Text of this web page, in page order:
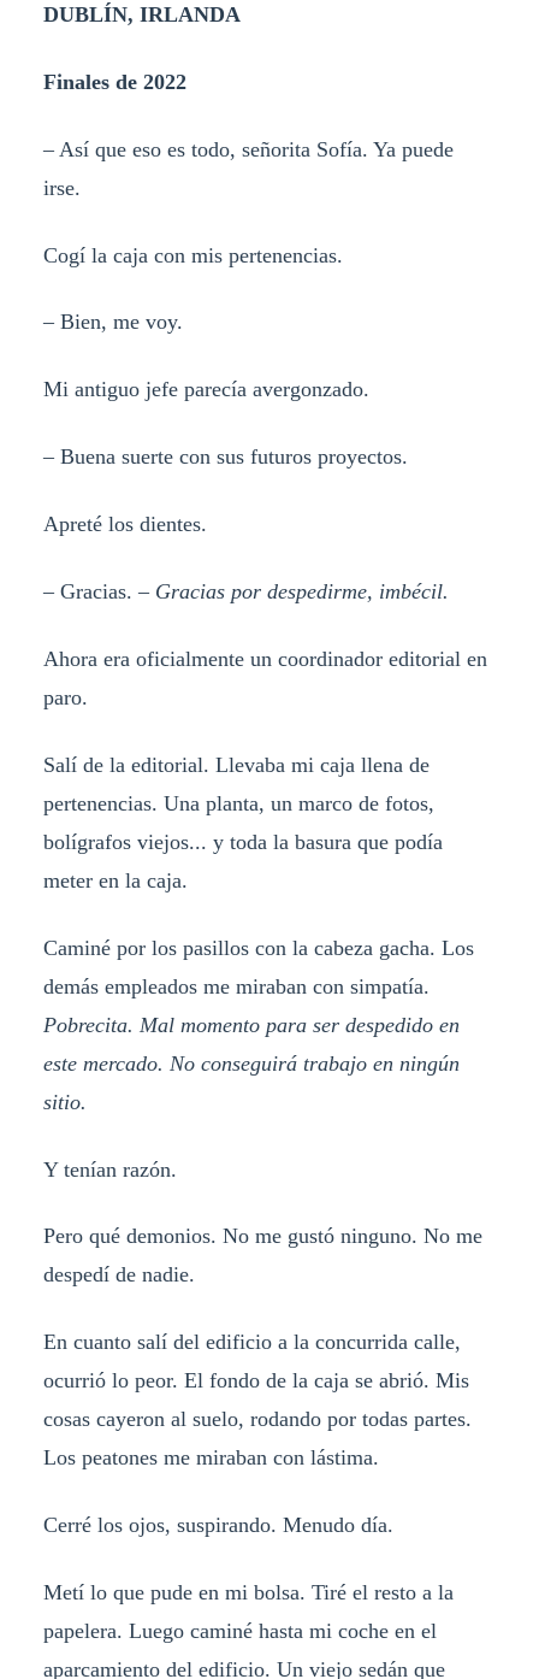
DUBLÍN, IRLANDA
Finales de 2022
– Así que eso es todo, señorita Sofía. Ya puede
irse.
Cogí la caja con mis pertenencias.
– Bien, me voy.
Mi antiguo jefe parecía avergonzado.
– Buena suerte con sus futuros proyectos.
Apreté los dientes.
– Gracias. – Gracias por despedirme, imbécil.
Ahora era oficialmente un coordinador editorial en
paro.
Salí de la editorial. Llevaba mi caja llena de
pertenencias. Una planta, un marco de fotos,
bolígrafos viejos... y toda la basura que podía
meter en la caja.
Caminé por los pasillos con la cabeza gacha. Los
demás empleados me miraban con simpatía.
Pobrecita. Mal momento para ser despedido en
este mercado. No conseguirá trabajo en ningún
sitio.
Y tenían razón.
Pero qué demonios. No me gustó ninguno. No me
despedí de nadie.
En cuanto salí del edificio a la concurrida calle,
ocurrió lo peor. El fondo de la caja se abrió. Mis
cosas cayeron al suelo, rodando por todas partes.
Los peatones me miraban con lástima.
Cerré los ojos, suspirando. Menudo día.
Metí lo que pude en mi bolsa. Tiré el resto a la
papelera. Luego caminé hasta mi coche en el
aparcamiento del edificio. Un viejo sedán que